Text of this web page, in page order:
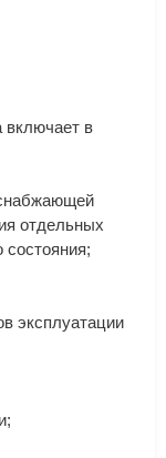
включает в
отдельных
состояния;
эксплуатации
;